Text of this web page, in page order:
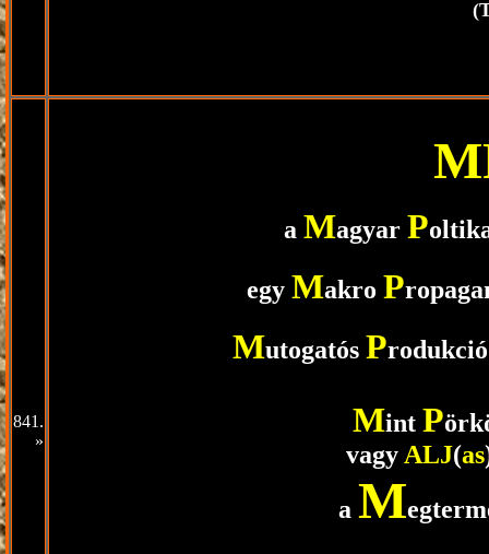
841.
»
a Magyar P
egy Makro P
Mutogatós Produkció
Mint P
vagy ALJ(as
a M